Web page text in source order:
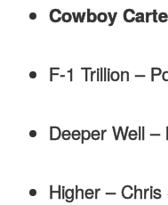
Cowboy
F-1 Trillion –
Deeper Well
Higher –